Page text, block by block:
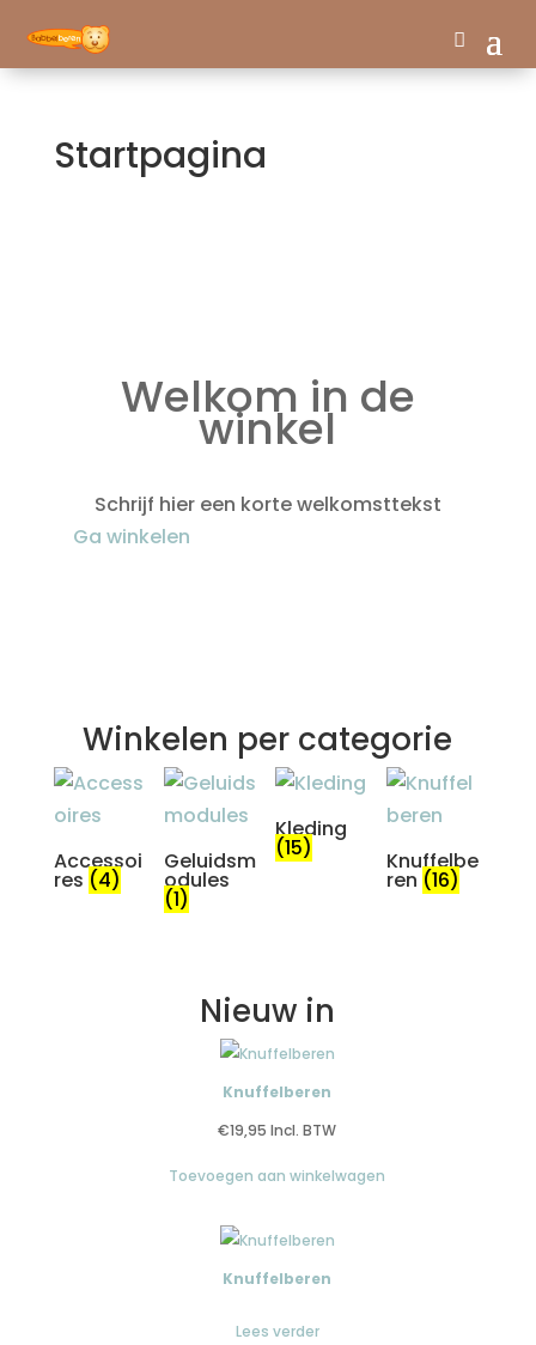
Startpagina
Welkom in de
winkel
Schrijf hier een korte welkomsttekst
Ga winkelen
Winkelen per categorie
Accessoi
res (4)
Geluidsm
odules
(1)
Kleding
(15) Knuffelbe
ren (16)
Nieuw in
Knuffelberen
€19,95 Incl. BTW
Toevoegen aan winkelwagen
Knuffelberen
Lees verder